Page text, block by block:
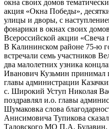
окна своих домов
акция «Окна Победы»,
улицы и дворы, с
фонарики в окнах своих
Всероссийской акции «Свеча
В Калининском районе 75-ю
встречали семь участников
два малолетних узника
Иванович Кузьмин принимал
главы администрации
с. Широкий Уступ Николая
поздравлял и.о. главы
Шумаковка слова
Анисимовича Тупикова
Таловского МО П.А. Булавин.